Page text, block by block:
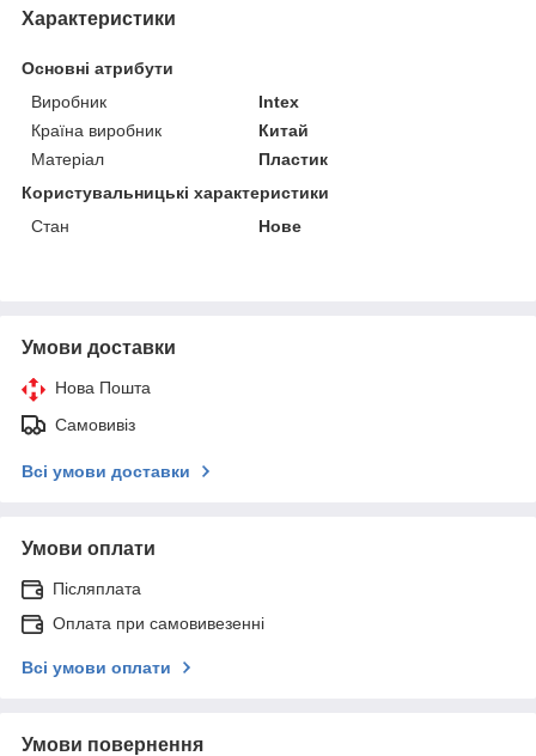
Характеристики
Основні атрибути
Виробник
Intex
Країна виробник
Китай
Матеріал
Пластик
Користувальницькі характеристики
Стан
Нове
Умови доставки
Нова Пошта
Самовивіз
Всі умови доставки
Умови оплати
Післяплата
Оплата при самовивезенні
Всі умови оплати
Умови повернення